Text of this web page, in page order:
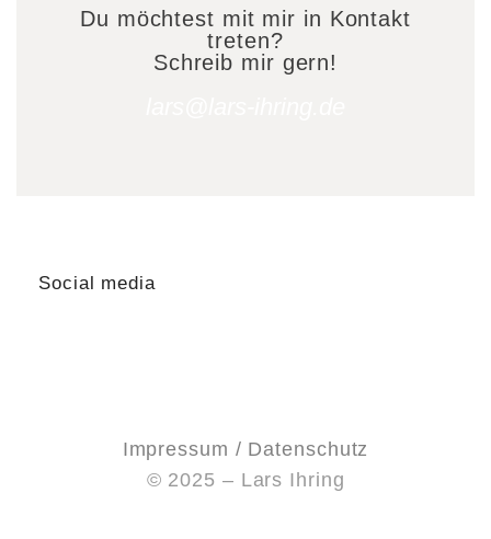
Du möchtest mit mir in Kontakt
treten?
Schreib mir gern!
Social media
Impressum / Datenschutz
© 2025 – Lars Ihring